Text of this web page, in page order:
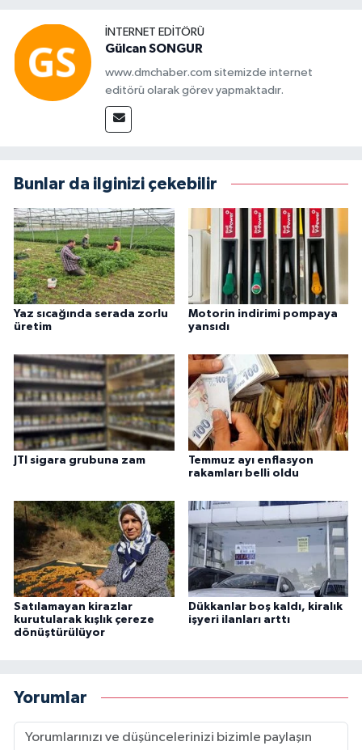
İNTERNET EDITÖRÜ
Gülcan SONGUR
www.dmchaber.com sitemizde internet
editörü olarak görev yapmaktadır.
Bunlar da ilginizi çekebilir
Yaz sıcağında serada zorlu
üretim
Motorin indirimi pompaya
yansıdı
JTI sigara grubuna zam
Temmuz ayı enflasyon
rakamları belli oldu
Satılamayan kirazlar
kurutularak kışlık çereze
dönüştürülüyor
Dükkanlar boş kaldı, kiralık
işyeri ilanları arttı
Yorumlar